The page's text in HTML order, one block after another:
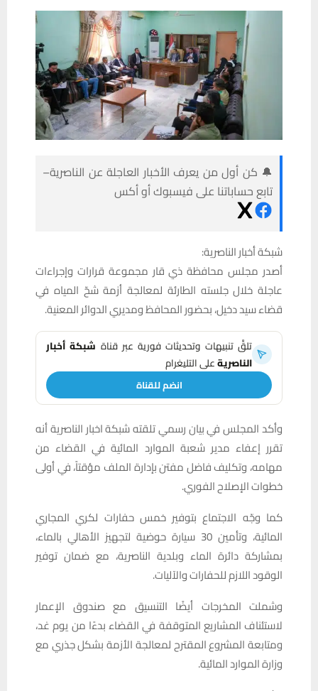
🔔 كن أول من يعرف الأخبار العاجلة عن الناصرية–
تابع حساباتنا على فيسبوك أو أكس
شبكة أخبار الناصرية:
أصدر مجلس محافظة ذي قار مجموعة قرارات وإجراءات
عاجلة خلال جلسته الطارئة لمعالجة أزمة شحّ المياه في
قضاء سيد دخيل، بحضور المحافظ ومديري الدوائر المعنية.
تلقَّ تنبيهات وتحديثات فورية عبر قناة شبكة أخبار
الناصريةعلى التليغرام
انضم للقناة
وأكد المجلس في بيان رسمي تلقته شبكة اخبار الناصرية أنه
تقرر إعفاء مدير شعبة الموارد المائية في القضاء من
مهامه، وتكليف فاضل مفتن بإدارة الملف مؤقتاً، في أولى
خطوات الإصلاح الفوري.
كما وجّه الاجتماع بتوفير خمس حفارات لكري المجاري
المائية، وتأمين 30 سيارة حوضية لتجهيز الأهالي بالماء،
بمشاركة دائرة الماء وبلدية الناصرية، مع ضمان توفير
الوقود اللازم للحفارات والآليات.
وشملت المخرجات أيضًا التنسيق مع صندوق الإعمار
لاستئناف المشاريع المتوقفة في القضاء بدءًا من يوم غد،
ومتابعة المشروع المقترح لمعالجة الأزمة بشكل جذري مع
وزارة الموارد المائية.